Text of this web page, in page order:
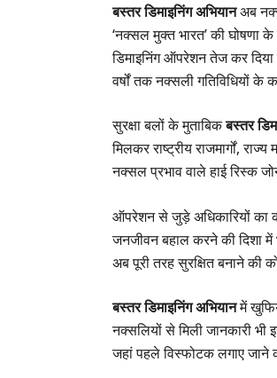
बस्तर डिमाइनिंग अभियानअब
‘नक्सल मुक्त भारत’ की घोषणा
डिमाइनिंग ऑपरेशन तेज कर
वर्षों तक नक्सली गतिविधियों के
सुरक्षा बलों के मुताबिकबस्तर
मिलकर राष्ट्रीय राजमार्गों,
नक्सल प्रभाव वाले हाई रिस्क
ऑपरेशन से जुड़े अधिकारियों का
जनजीवन बहाल करने की दिशा में
अब पूरी तरह सुरक्षित बनाने की
बस्तर डिमाइनिंग अभियानमें
नक्सलियों से मिली जानकारी
जहां पहले विस्फोटक लगाए